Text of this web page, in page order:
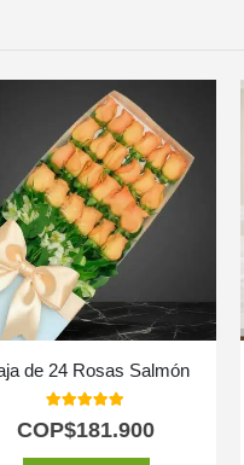
de 24 Rosas Salmón
5.00
COP$181.900